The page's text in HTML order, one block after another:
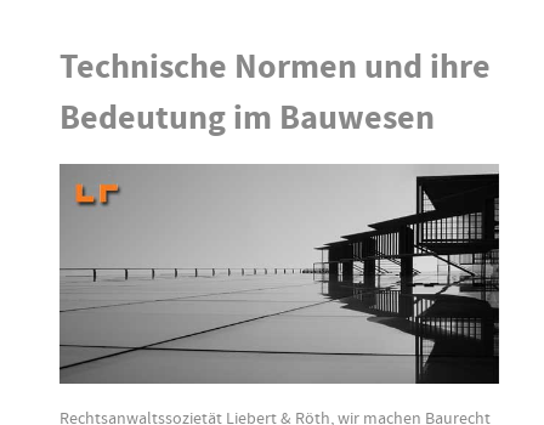
Details
Technische Normen und ihre
Bedeutung im Bauwesen
Rechtsanwaltssozietät Liebert & Röth, wir machen Baurecht